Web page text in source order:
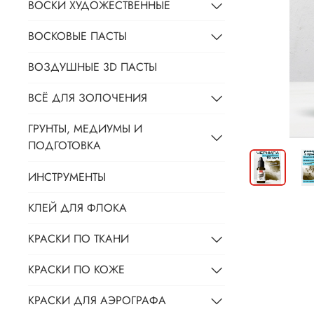
ВОСКИ ХУДОЖЕСТВЕННЫЕ
ВОСКОВЫЕ ПАСТЫ
ВОЗДУШНЫЕ 3D ПАСТЫ
ВСЁ ДЛЯ ЗОЛОЧЕНИЯ
ГРУНТЫ, МЕДИУМЫ И
ПОДГОТОВКА
ИНСТРУМЕНТЫ
КЛЕЙ ДЛЯ ФЛОКА
КРАСКИ ПО ТКАНИ
КРАСКИ ПО КОЖЕ
КРАСКИ ДЛЯ АЭРОГРАФА